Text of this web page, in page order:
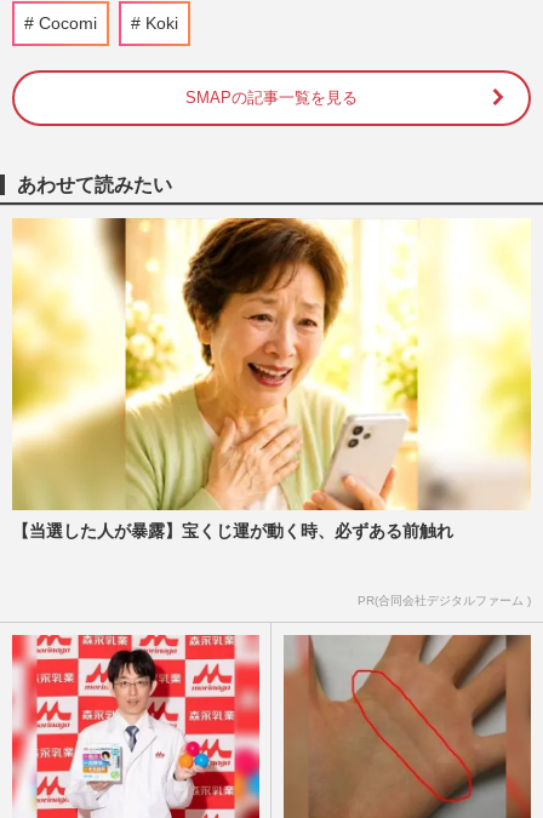
は30年前から」受け継がれてき…
《男子バレー日本代表》ネーションズリー
グ怒涛の10連勝で決勝T進出！グッズ“完
週刊女性PRIME
【平成編】《有名人の衝撃だった結婚
TOP5》ロス続出の福山雅治＆吹石一恵を
僅差で超えた1位は、おしどり夫…
週刊女性2026年7月7日・14日号 2026/7/6
《モヤるCMランキングTOP10》木村拓哉
の『吉野家』、山田孝之の『ヤクルト』を
抑えた1位は松本人志出演の『…
週刊女性2026年6月30日号 2026/6/29
映画『マイケル』ロケットスタートで
Cocomi Koki
SMAPの記事一覧を見る
あわせて読みたい
【当選した人が暴露】宝くじ運が動く時、必ずある前触れ
PR(合同会社デジタルファーム )